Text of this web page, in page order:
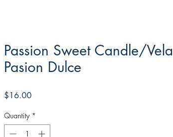
Passion Sweet Candle/Vela
Pasion Dulce
$16.00Price
Quantity *